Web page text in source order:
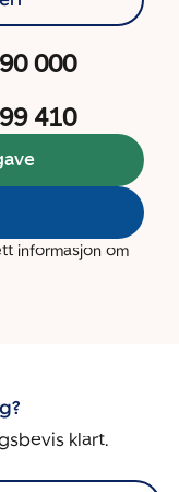
000
410
informasjon om
klart.